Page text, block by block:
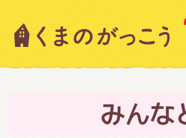
みんな
キャラクター
ニュース